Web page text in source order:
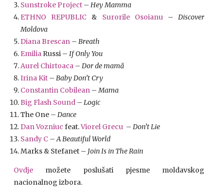
Sunstroke Project – Hey Mamma
ETHNO REPUBLIC & Surorile Osoianu–Discover
Moldova
Diana Brescan – Breath
Emilia Russi – If Only You
Aurel Chirtoaca – Dor de mamă
Irina Kit – Baby Don’t Cry
Constantin Cobilean –Mama
Big Flash Sound – Logic
The One – Dance
Dan Vozniuc feat.Viorel Grecu – Don’t Lie
Sandy C –A Beautiful World
Marks & Stefanet – Join Is in The Rain
Ovdje možete poslušati pjesme moldavskog
nacionalnog izbora.